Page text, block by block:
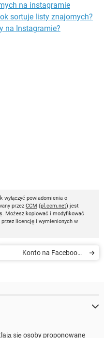
na instagramie
sortuje listy znajomych?
na Instagramie?
wyłączyć powiadomienia o
przez CCM (pl.ccm.net) jest
. Możesz kopiować i modyfikować
licencję i wymienionych w
Konto na Facebooku
się osoby proponowane